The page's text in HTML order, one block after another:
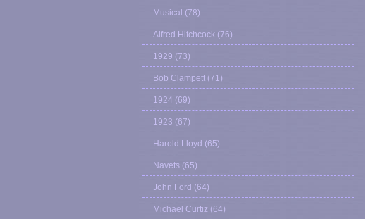
Musical (78)
Alfred Hitchcock (76)
1929 (73)
Bob Clampett (71)
1924 (69)
1923 (67)
Harold Lloyd (65)
Navets (65)
John Ford (64)
Michael Curtiz (64)